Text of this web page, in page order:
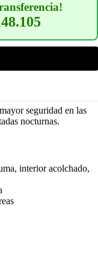
seguridad en las
nocturnas.
interior acolchado,